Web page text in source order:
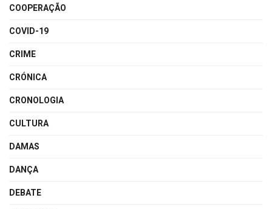
COOPERAÇÃO
COVID-19
CRIME
CRÓNICA
CRONOLOGIA
CULTURA
DAMAS
DANÇA
DEBATE